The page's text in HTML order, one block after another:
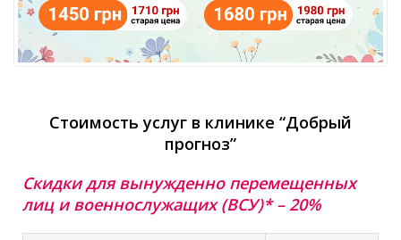
Стоимость услуг в клинике “Добрый
прогноз”
Скидки для вынужденно перемещенных
лиц и военнослужащих (ВСУ)* – 20%